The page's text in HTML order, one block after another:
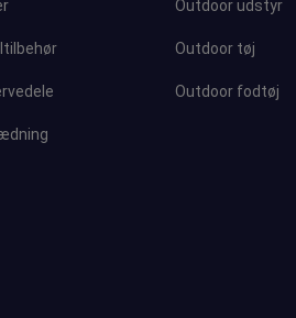
Outdoor udstyr
Outdoor tøj
Outdoor fodtøj